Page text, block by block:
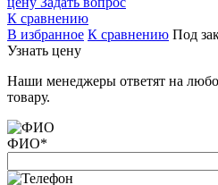
К сравнению
В избранное К сравнению Под
Узнать цену
Наши менеджеры ответят на
товару.
ФИО*